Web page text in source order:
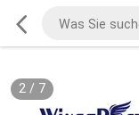
2/ 7